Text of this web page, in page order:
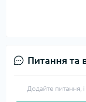
Питання та
Додайте питання,